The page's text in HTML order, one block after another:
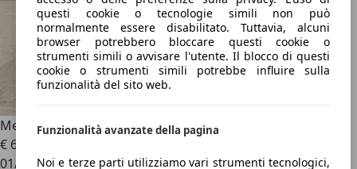
questi cookie o tecnologie simili non può
normalmente essere disabilitato. Tuttavia, alcuni
browser potrebbero bloccare questi cookie o
strumenti simili o avvisare l'utente. Il blocco di questi
cookie o strumenti simili potrebbe influire sulla
funzionalità del sito web.
Funzionalità avanzate della pagina
Noi e terze parti utilizziamo vari strumenti tecnologici,
Mercedes-Benz C 250250 Turbo Diesel
€ 6.000
01/1992